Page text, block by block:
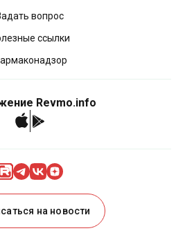
на новости
Revmo.info
вопрос
ссылки